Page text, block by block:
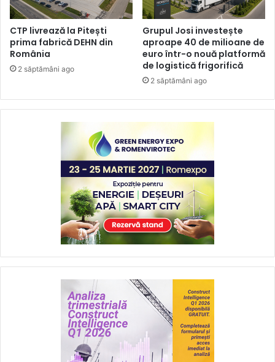
CTP livrează la Pitești
prima fabrică DEHN din
România
2 săptămâni ago
Grupul Josi investește
aproape 40 de milioane de
euro într-o nouă platformă
de logistică frigorifică
2 săptămâni ago